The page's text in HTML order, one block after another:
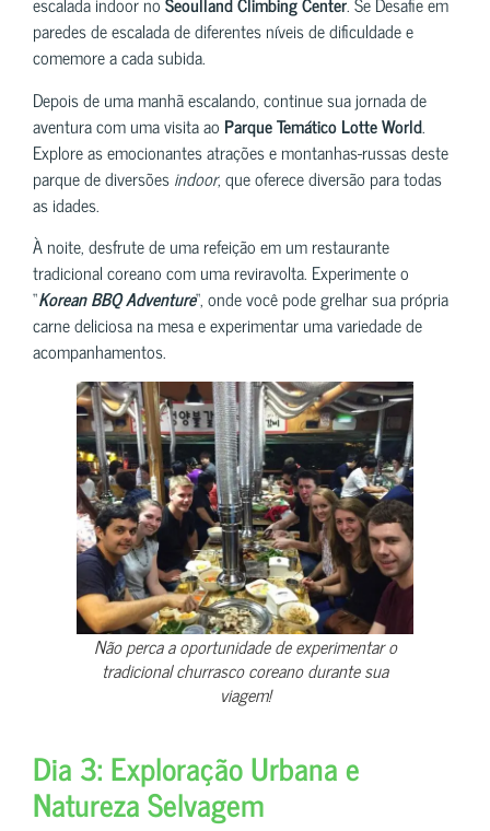
paredes de escalada de diferentes níveis de dificuldade e
comemore a cada subida.
Depois de uma manhã escalando, continue sua jornada de
aventura com uma visita ao Parque Temático Lotte World.
Explore as emocionantes atrações e montanhas-russas deste
parque de diversõesindoor, que oferece diversão para todas
as idades.
À noite, desfrute de uma refeição em um restaurante
tradicional coreano com uma reviravolta. Experimente o
“Korean BBQ Adventure“, onde você pode grelhar sua própria
carne deliciosa na mesa e experimentar uma variedade de
acompanhamentos.
Não perca a oportunidade de experimentar o
tradicional churrasco coreano durante sua
viagem!
Dia 3: Exploração Urbana e
Natureza Selvagem